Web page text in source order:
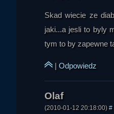
Skad wiecie ze
jaki...a jesli to byly
tym to by zapewne
| Odpowiedz
(2010-01-12 20:18:00) #